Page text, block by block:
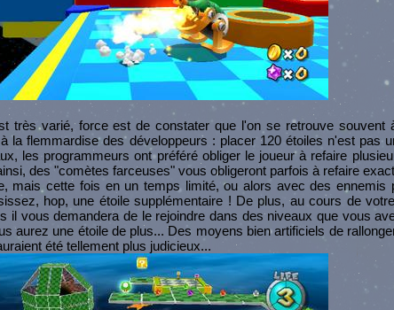
très varié, force est de constater que l'on se retrouve souvent
la flemmardise des développeurs : placer 120 étoiles n'est pas
les programmeurs ont préféré obliger le joueur à refaire
des "comètes farceuses" vous obligeront parfois à refaire
mais cette fois en un temps limité, ou alors avec des ennemis
hop, une étoile supplémentaire ! De plus, au cours de
il vous demandera de le rejoindre dans des niveaux que vous
aurez une étoile de plus... Des moyens bien artificiels de
été tellement plus judicieux...